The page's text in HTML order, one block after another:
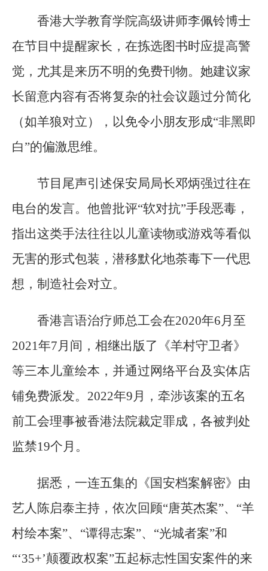
香港大学教育学院高级讲师李佩铃博士
在节目中提醒家长，在拣选图书时应提高警
觉，尤其是来历不明的免费刊物。她建议家
长留意内容有否将复杂的社会议题过分简化
（如羊狼对立），以免令小朋友形成“非黑即
白”的偏激思维。
节目尾声引述保安局局长邓炳强过往在
电台的发言。他曾批评“软对抗”手段恶毒，
指出这类手法往往以儿童读物或游戏等看似
无害的形式包装，潜移默化地荼毒下一代思
想，制造社会对立。
香港言语治疗师总工会在2020年6月至
2021年7月间，相继出版了《羊村守卫者》
等三本儿童绘本，并通过网络平台及实体店
铺免费派发。2022年9月，牵涉该案的五名
前工会理事被香港法院裁定罪成，各被判处
监禁19个月。
据悉，一连五集的《国安档案解密》由
艺人陈启泰主持，依次回顾“唐英杰案”、“羊
村绘本案”、“谭得志案”、“光城者案”和
“‘35+’颠覆政权案”五起标志性国安案件的来